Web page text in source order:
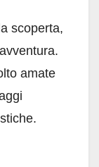
scoperta,
amate